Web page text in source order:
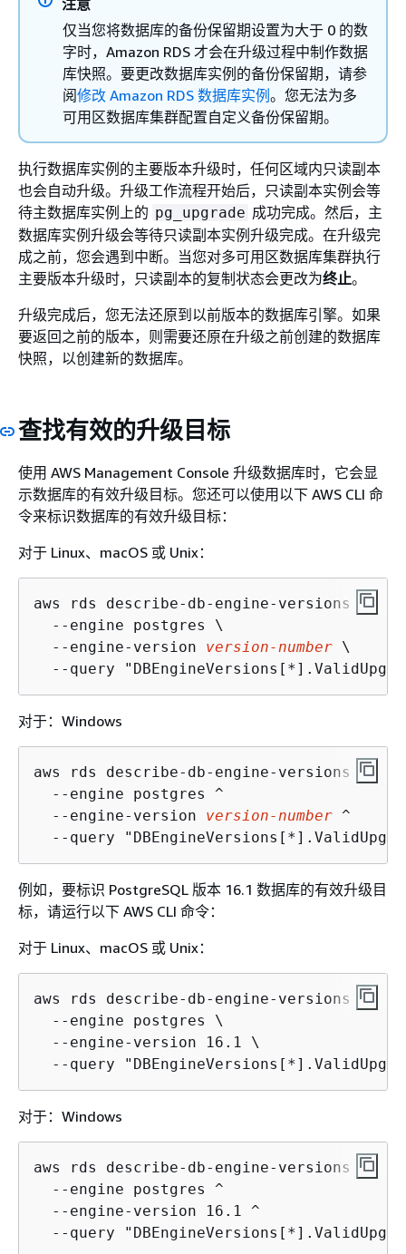
仅当您将数据库的备份保留期设置为大于 0 的数
字时，Amazon RDS 才会在升级过程中制作数据
库快照。要更改数据库实例的备份保留期，请参
阅修改 Amazon RDS 数据库实例。您无法为多
可用区数据库集群配置自定义备份保留期。
执行数据库实例的主要版本升级时，任何区域内只读副本
也会自动升级。升级工作流程开始后，只读副本实例会等
待主数据库实例上的 pg_upgrade 成功完成。然后，主
数据库实例升级会等待只读副本实例升级完成。在升级完
成之前，您会遇到中断。当您对多可用区数据库集群执行
主要版本升级时，只读副本的复制状态会更改为终止。
升级完成后，您无法还原到以前版本的数据库引擎。如果
要返回之前的版本，则需要还原在升级之前创建的数据库
快照，以创建新的数据库。
查找有效的升级目标
使用 AWS Management Console 升级数据库时，它会显
示数据库的有效升级目标。您还可以使用以下 AWS CLI 命
令来标识数据库的有效升级目标：
对于 Linux、macOS 或 Unix：
aws rds describe-db-engine-versions \
  --engine postgres \
  --engine-version
version-number \
--query
对于：Windows
aws rds describe-db-engine-versions ^
  --engine postgres ^
  --engine-version
version-number ^
--query
例如，要标识 PostgreSQL 版本 16.1 数据库的有效升级目
标，请运行以下 AWS CLI 命令：
对于 Linux、macOS 或 Unix：
aws rds describe-db-engine-versions \
  --engine postgres \
  --engine-version 16.1 \
--query
对于：Windows
aws rds describe-db-engine-versions ^
  --engine postgres ^
  --engine-version 16.1 ^
--query